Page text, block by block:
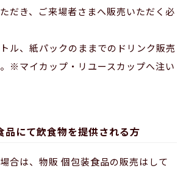
だき、ご来場者さまへ販売いただく必
ル、紙パックのままでのドリンク販売
※マイカップ・リユースカップへ注い
品にて飲食物を提供される方
合は、物販 個包装食品の販売はして